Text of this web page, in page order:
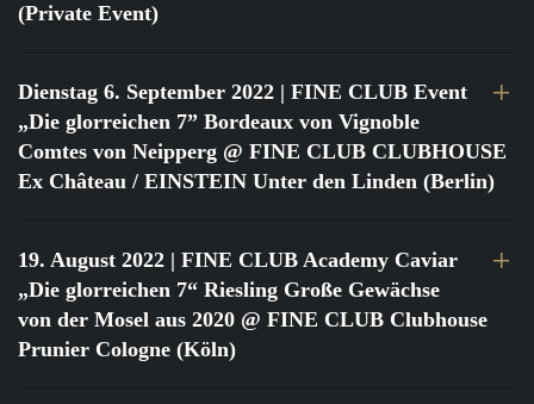
(Private Event)
Dienstag 6. September 2022 | FINE CLUB Event
„Die glorreichen 7” Bordeaux von Vignoble
Comtes von Neipperg @ FINE CLUB CLUBHOUSE
Ex Château / EINSTEIN Unter den Linden (Berlin)
19. August 2022 | FINE CLUB Academy Caviar
„Die glorreichen 7“ Riesling Große Gewächse
von der Mosel aus 2020 @ FINE CLUB Clubhouse
Prunier Cologne (Köln)